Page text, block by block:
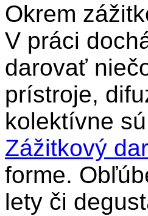
Okrem
V práci
darovať
prístroje,
kolektívne
Zážitkový
forme.
lety či